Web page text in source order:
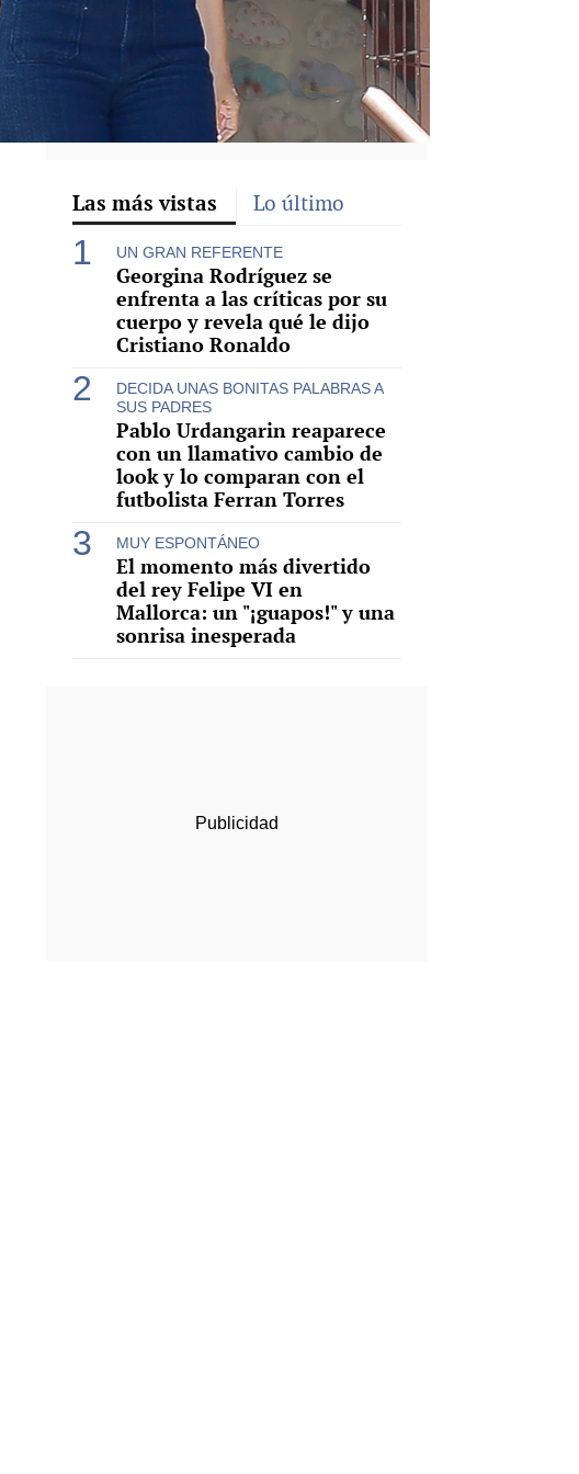
Las más vistas Lo último
UN GRAN REFERENTE
Georgina Rodríguez se
enfrenta a las críticas por su
cuerpo y revela qué le dijo
Cristiano Ronaldo
DECIDA UNAS BONITAS PALABRAS A
SUS PADRES
Pablo Urdangarin reaparece
con un llamativo cambio de
look y lo comparan con el
futbolista Ferran Torres
MUY ESPONTÁNEO
El momento más divertido
del rey Felipe VI en
Mallorca: un "¡guapos!" y una
sonrisa inesperada